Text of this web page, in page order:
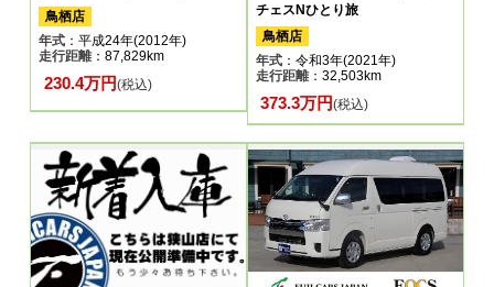
鳥栖店
年式 ：平成24年(2012年)
走行距離：87,829km
230.4万円(税込)
チェスNひとり旅
鳥栖店
年式：令和3年(2021年)
走行距離：32,503km
373.3万円(税込)